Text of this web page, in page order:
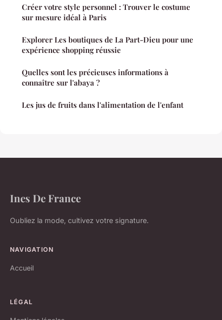
Créer votre style personnel : Trouver le costume
sur mesure idéal à Paris
Explorer Les boutiques de La Part-Dieu pour une
expérience shopping réussie
Quelles sont les précieuses informations à
connaître sur l'abaya ?
Les jus de fruits dans l'alimentation de l'enfant
Ines De France
Oubliez la mode, cultivez votre signature.
NAVIGATION
Accueil
LÉGAL